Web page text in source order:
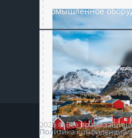
Промышленное
2026 © Все права
Политика